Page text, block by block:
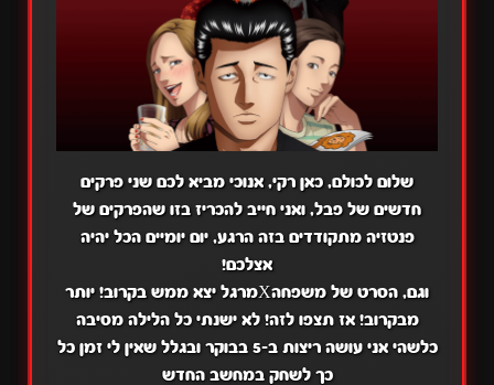
שלום לכולם, כאן רקי, אנוכי מביא לכם שני פרקים
חדשים של פבל, ואני חייב להכריז בזו שהפרקים של
פנטזיה מתקודדים בזה הרגע, יום יומיים הכל יהיה
אצלכם!
וגם, הסרט של משפחהXמרגל יצא ממש בקרוב! יותר
מבקרוב! אז תצפו לזה! לא ישנתי כל הלילה מסיבה
כלשהי אני עושה ריצות ב-5 בבוקר ובגלל שאין לי זמן כל
כך לשחק במחשב החדש